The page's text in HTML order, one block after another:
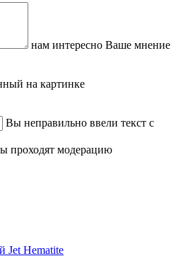
нам интересно Ваше мнение
на картинке
Вы неправильно ввели текст с
проходят модерацию